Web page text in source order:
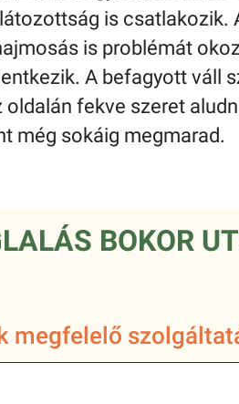
is csatlakozik.
is problémát
A befagyott váll
fekve szeret
még sokáig megmarad.
BOKOR
megfelelő